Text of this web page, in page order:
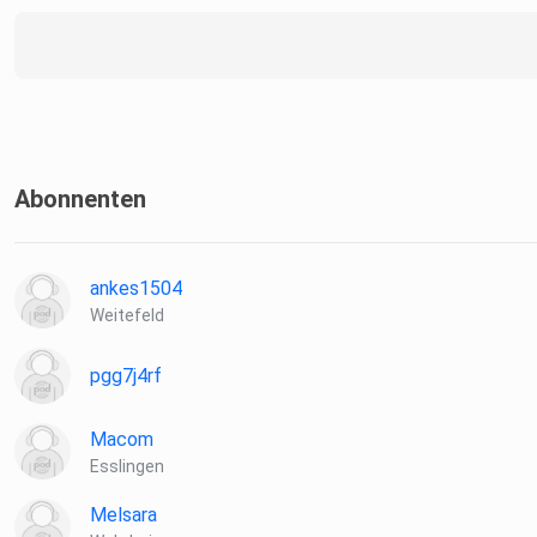
Abonnenten
ankes1504
Weitefeld
pgg7j4rf
Macom
Esslingen
Melsara